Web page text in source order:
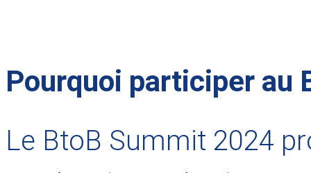
Pourquoi participer au
Le BtoB Summit 2024